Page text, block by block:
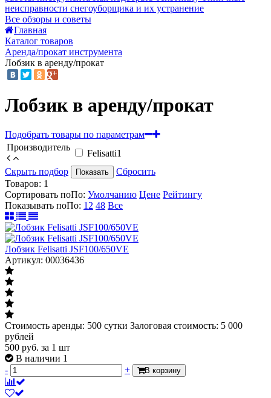
неисправности снегоуборщика и их устранение
Все обзоры и советы
Главная
Каталог товаров
Аренда/прокат инструмента
Лобзик в аренду/прокат
Лобзик в аренду/прокат
Подобрать товары по параметрам
Производитель
Felisatti1
Скрыть подбор
Показать
Сбросить
Товаров: 1
Сортировать поПо: Умолчанию Цене Рейтингу
Показывать поПо: 12 48 Все
Лобзик Felisatti JSF100/650VE
Артикул: 00036436
Стоимость аренды: 500 сутки Залоговая стоимость: 5 000
рублей
500 руб. за 1 шт
В наличии 1
-
+ В корзину